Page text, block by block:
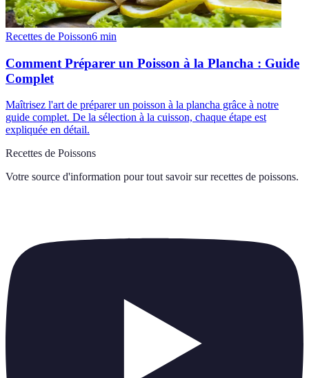
Recettes de Poisson6 min
Comment Préparer un Poisson à la Plancha : Guide
Complet
Maîtrisez l'art de préparer un poisson à la plancha grâce à notre
guide complet. De la sélection à la cuisson, chaque étape est
expliquée en détail.
Recettes de Poissons
Votre source d'information pour tout savoir sur recettes de poissons.